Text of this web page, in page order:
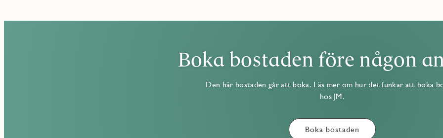
Boka bostaden före någon
Den här bostaden går att boka. Läs mer om hur det funkar att boka
hos JM.
Boka bostaden